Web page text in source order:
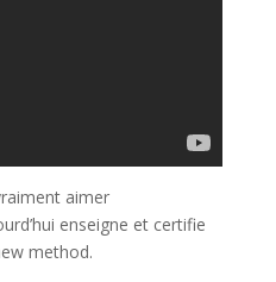
aimer
enseigne et certifie
method.